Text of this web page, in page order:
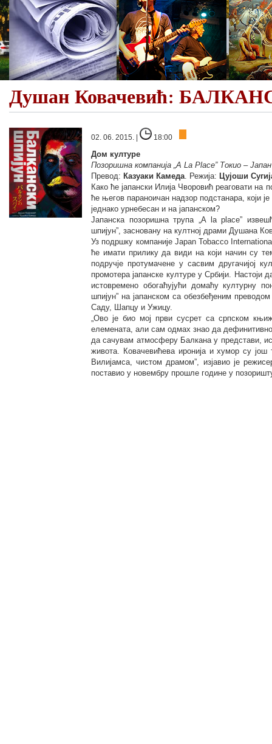
Душан Ковачевић:
02. 06. 2015. | 18:00
Дом културе
Позоришна компанија „A La Place” Токио – Јапан
Превод: Казуаки Камеда. Режија: Цујоши
Како ће јапански Илија Чворовић реаговати на
ће његов параноичан надзор подстанара, који
једнако урнебесан и на јапанском?
Јапанска позоришна трупа „A la place”
шпијун”, засновану на култној драми Душана
Уз подршку компаније Japan Tobacco
ће имати прилику да види на који начин су
подручје протумачене у сасвим другачијој
промотера јапанске културе у Србији. Настоји
истовремено обогаћујући домаћу културну
шпијун” на јапанском са обезбеђеним
Саду, Шапцу и Ужицу.
„Ово је био мој први сусрет са српском
елемената, али сам одмах знао да
да сачувам атмосферу Балкана у представи,
живота. Ковачевићева иронија и хумор су
Вилијамса, чистом драмом”, изјавио је
поставио у новембру прошле године у